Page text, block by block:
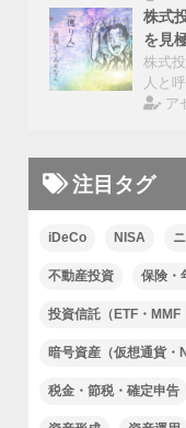
株式
を見
株式
人と
ア
注目タグ
iDeCo NISA
不動産投資 保険・
投資信託（ETF・MMF
暗号資産（仮想通貨・
税金・節税・確定申告